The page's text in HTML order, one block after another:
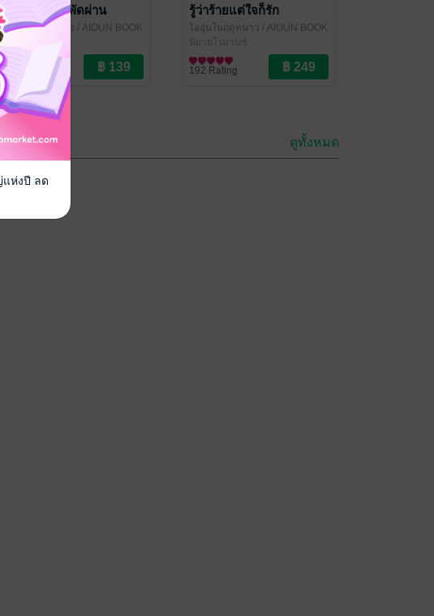
ขออย่าให้รักพัดผ่าน
ไออุ่นในฤดูหนาว / AIOUN BOOK
13 Rating
รู้ว่าร้ายแต่ใจก็รัก
ไออุ่นในฤดูหนาว / AIOUN BOOK
นิยายโรมานซ์
192 Rating
ดูทั้งหมด
แห่งปี ลด